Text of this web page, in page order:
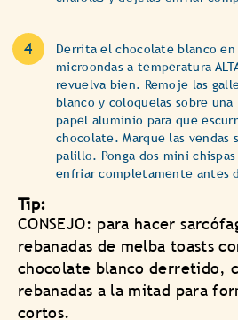
Derrita el chocolate blanco
microondas a temperatura
revuelva bien. Remoje las
blanco y coloquelas sobre
papel aluminio para que
chocolate. Marque las vendas
palillo. Ponga dos mini
enfriar completamente antes
Tip:
CONSEJO: para hacer
rebanadas de melba toasts
chocolate blanco derretido,
rebanadas a la mitad para
cortos.